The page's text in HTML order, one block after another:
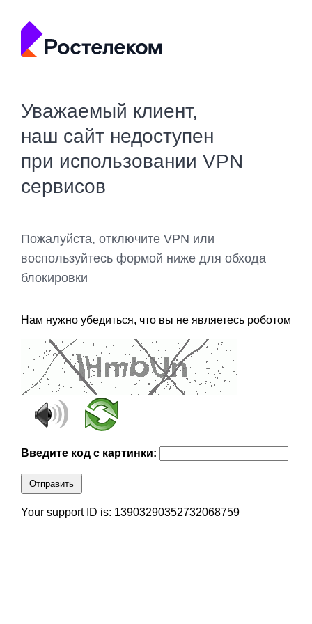
Уважаемый клиент,
наш сайт недоступен
при использовании VPN
сервисов
Пожалуйста, отключите VPN или
воспользуйтесь формой ниже для обхода
блокировки
Нам нужно убедиться, что вы не являетесь роботом
Введите код с картинки:
Отправить
Your support ID is: 13903290352732068759